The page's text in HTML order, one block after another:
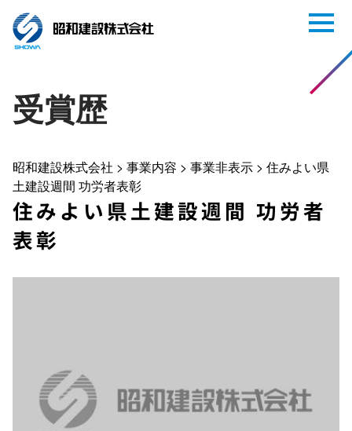
受賞歴
昭和建設株式会社 > 事業内容 > 事業非表示 > 住みよい県
土建設週間 功労者表彰
住みよい県土建設週間 功労者
表彰